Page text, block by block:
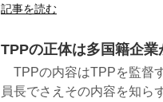
記事を読む
TPPの正体は多国籍企
TPPの内容はTPPを監督
員長でさえその内容を知ら